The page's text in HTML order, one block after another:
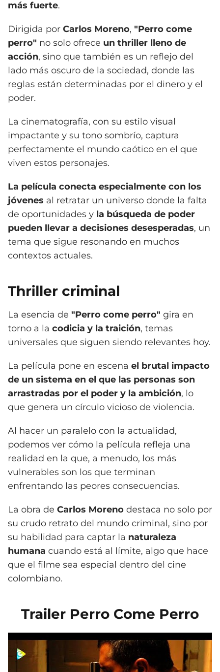
más fuerte.
Dirigida por Carlos Moreno, "Perro come
perro" no solo ofrece un thriller lleno de
acción, sino que también es un reflejo del
lado más oscuro de la sociedad, donde las
reglas están determinadas por el dinero y el
poder.
La cinematografía, con su estilo visual
impactante y su tono sombrío, captura
perfectamente el mundo caótico en el que
viven estos personajes.
La película conecta especialmente con los
jóvenes al retratar un universo donde la falta
de oportunidades y la búsqueda de poder
pueden llevar a decisiones desesperadas, un
tema que sigue resonando en muchos
contextos actuales.
Thriller criminal
La esencia de "Perro come perro" gira en
torno a la codicia y la traición, temas
universales que siguen siendo relevantes hoy.
La película pone en escena el brutal impacto
de un sistema en el que las personas son
arrastradas por el poder y la ambición, lo
que genera un círculo vicioso de violencia.
Al hacer un paralelo con la actualidad,
podemos ver cómo la película refleja una
realidad en la que, a menudo, los más
vulnerables son los que terminan
enfrentando las peores consecuencias.
La obra de Carlos Moreno destaca no solo por
su crudo retrato del mundo criminal, sino por
su habilidad para captar la naturaleza
humana cuando está al límite, algo que hace
que el filme sea especial dentro del cine
colombiano.
Trailer Perro Come Perro